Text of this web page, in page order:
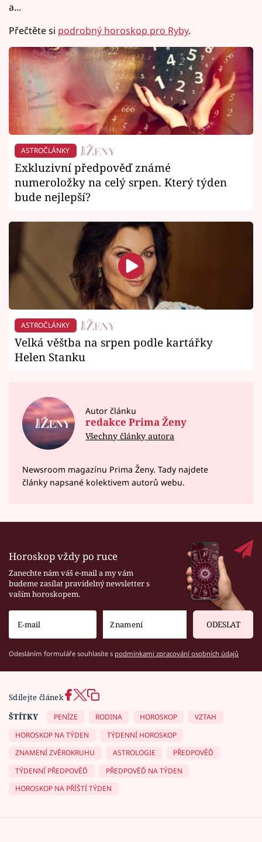
a...
Přečtěte si podrobný horoskop pro Ryby.
ASTROČLÁNKY
Exkluzivní předpověď známé
numeroložky na celý srpen. Který týden
bude nejlepší?
ASTROČLÁNKY
Velká věštba na srpen podle kartářky
Helen Stanku
Autor článku
redakce Prima Ženy
Všechny články autora
Newsroom magazínu Prima Ženy. Tady najdete
články napsané kolektivem autorů webu.
Horoskop vždy po ruce
Zanechte nám váš e-mail a my vám
budeme zasílat pravidelný newsletter s
vaším horoskopem.
ODESLAT
Odesláním formuláře souhlasíte s podmínkami zpracování osobních údajů
Sdílejte článek
ŠTÍTKY
PENÍZE RODINA HOROSKOP
VZTAH
HOROSKOP NA TÝDEN
TÝDENNÍ HOROSKOP
ZNAMENÍ ZVĚROKRUHU
ASTROLOGIE
PŘEDPOVĚĎ
TÝDENNÍ PŘEDPOVĚĎ
PŘEDPOVĚĎ NA TÝDEN
HOROSKOP NA PŘÍŠTÍ TÝDEN